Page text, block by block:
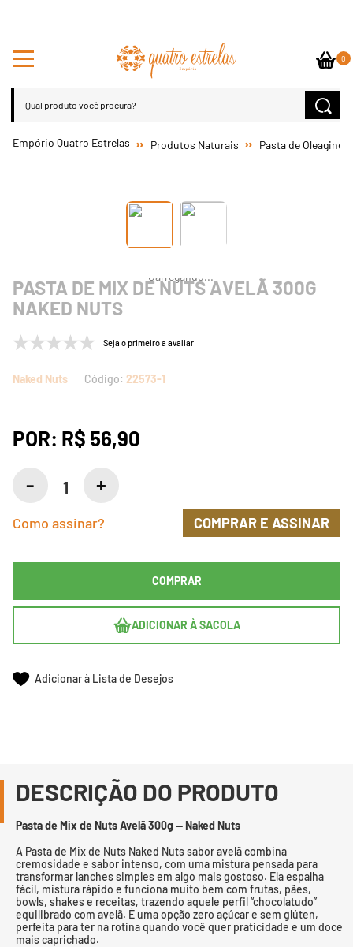
0
Produtos Naturais Pasta de
PASTA DE MIX DE NUTS AVELÃ 300G
NAKED NUTS
Seja o primeiro a avaliar
Naked Nuts 22573-1
POR: R$ 56,90
COMPRAR
ADICIONAR À SACOLA
Como assinar? COMPRAR E ASSINAR
Adicionar à Lista de Desejos
DESCRIÇÃO DO PRODUTO
Pasta de Mix de Nuts Avelã 300g — Naked Nuts
A Pasta de Mix de Nuts Naked Nuts sabor avelã combina
cremosidade e sabor intenso, com uma mistura pensada para
transformar lanches simples em algo mais gostoso. Ela espalha
fácil, mistura rápido e funciona muito bem com frutas, pães,
bowls, shakes e receitas, trazendo aquele perfil “chocolatudo”
equilibrado com avelã. É uma opção zero açúcar e sem glúten,
perfeita para ter na rotina quando você quer praticidade e um doce
mais caprichado.